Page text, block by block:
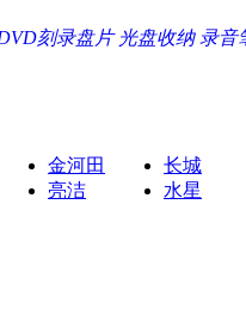
刻录盘片 光盘收纳 录音
金河田
长城
亮洁 水星